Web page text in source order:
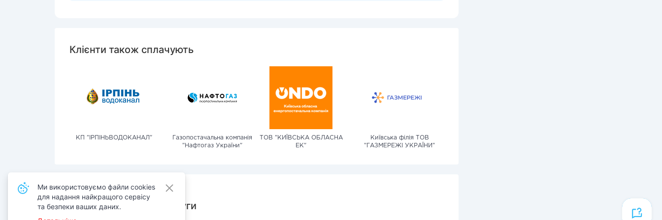
Клієнти також сплачують
КП "ІРПІНЬВОДОКАНАЛ"
Газопостачальна компанія
"Нафтогаз України"
ТОВ "КИЇВСЬКА ОБЛАСНА
ЕК"
Київська філія ТОВ
"ГАЗМЕРЕЖІ УКРАЇНИ"
Також сплачують послуги
Ми використовуємо файли cookies
для надання найкращого сервісу
та безпеки ваших даних.